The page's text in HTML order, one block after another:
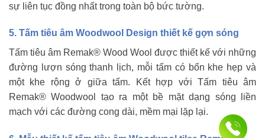
sự liên tục đồng nhất trong toàn bộ bức tường.
5. Tấm tiêu âm Woodwool Design thiết kế gợn sóng
Tấm tiêu âm Remak® Wood Wool được thiết kế với những
đường lượn sóng thanh lịch, mỗi tấm có bốn khe hẹp và
một khe rộng ở giữa tấm. Kết hợp với Tấm tiêu âm
Remak® Woodwool tạo ra một bề mặt dạng sóng liền
mạch với các đường cong dài, mềm mại lặp lại.